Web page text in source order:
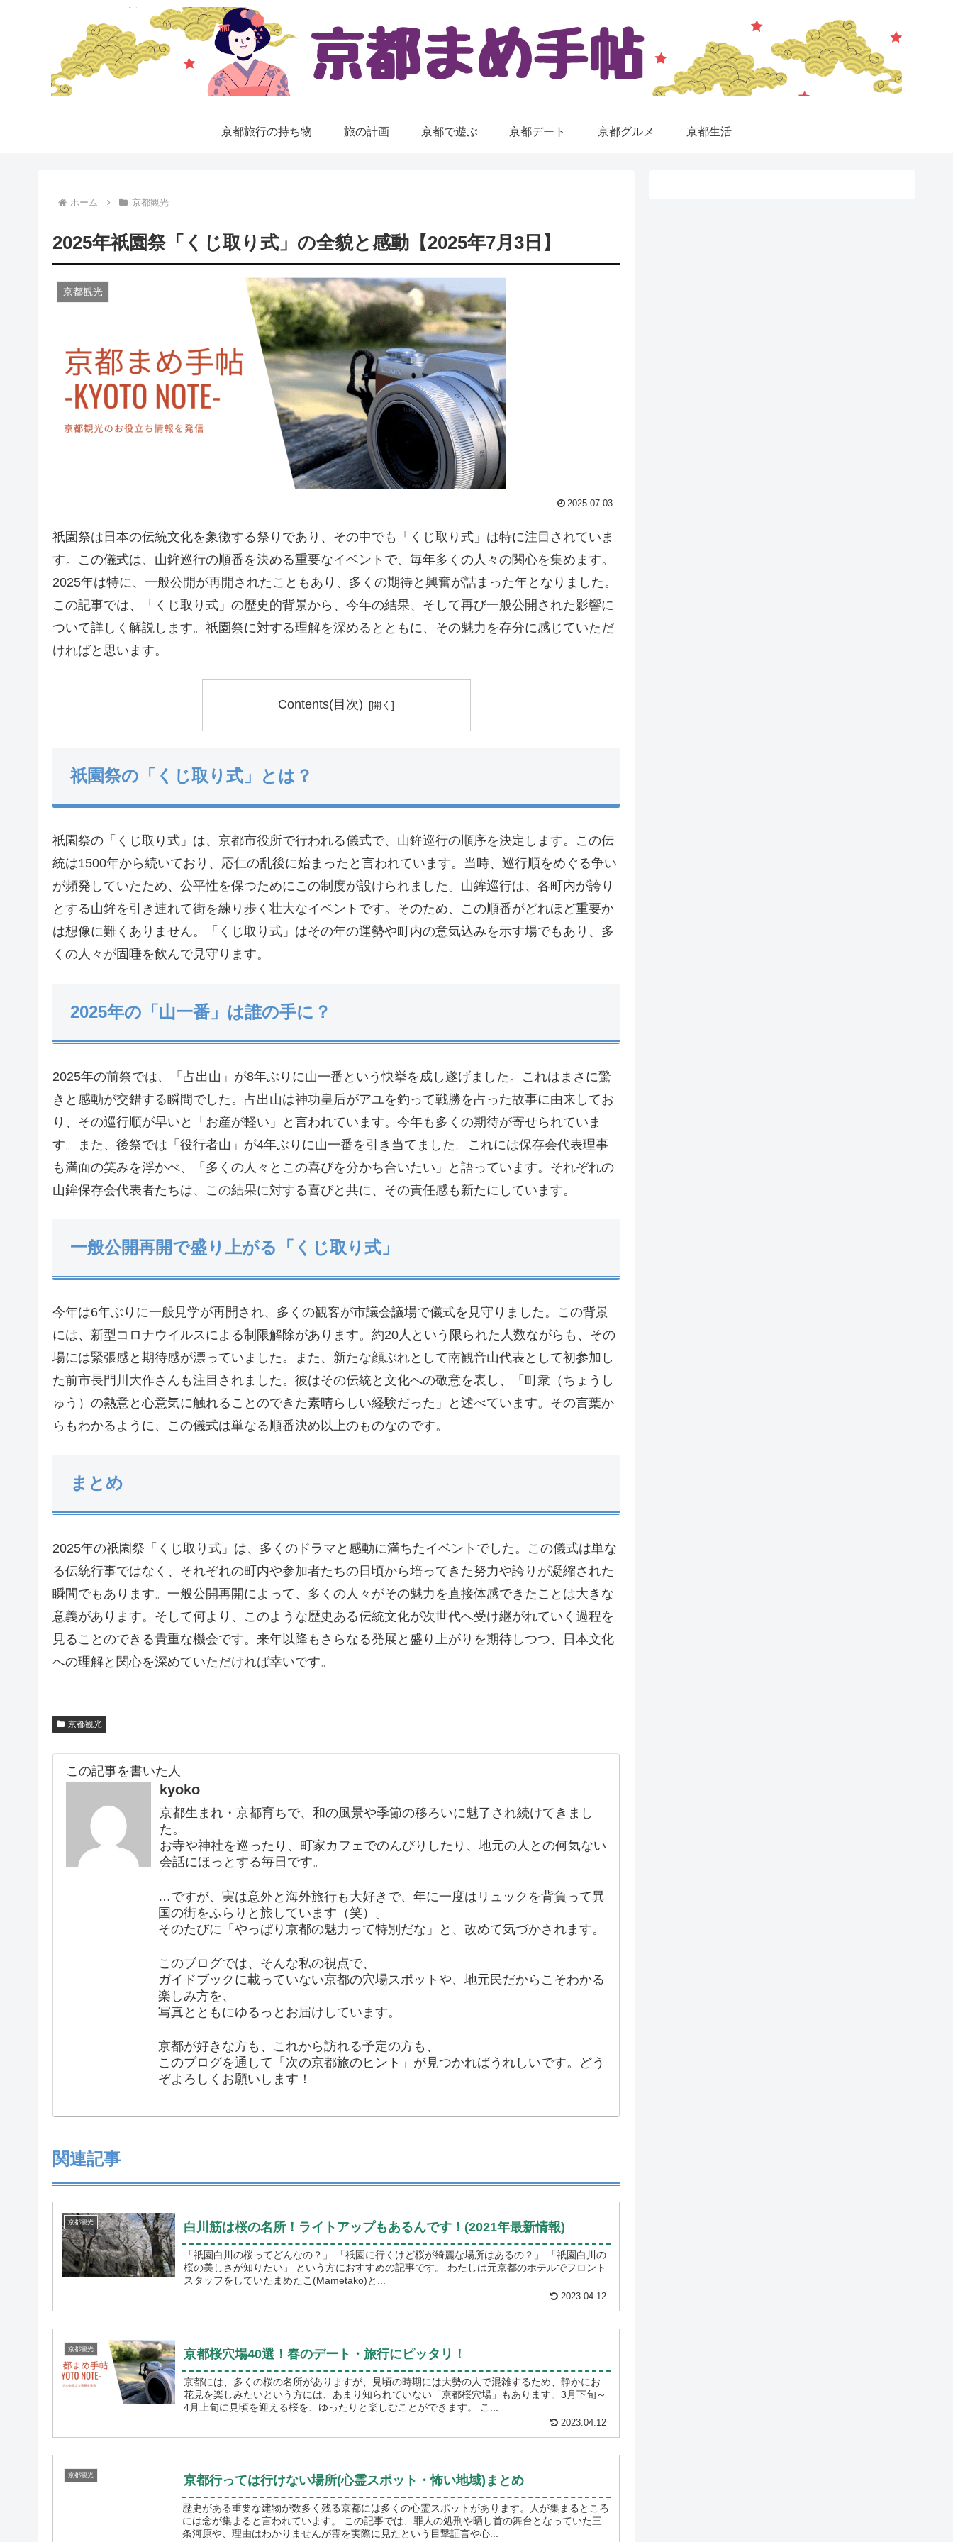
京都旅行の持ち物 旅の計画 京都で遊ぶ 京都デート 京都グルメ 京都生活
ホーム 京都観光
2025年祇園祭「くじ取り式」の全貌と感動【2025年7月3日】
京都観光
2025.07.03
祇園祭は日本の伝統文化を象徴する祭りであり、その中でも「くじ取り式」は特に注目されていま
す。この儀式は、山鉾巡行の順番を決める重要なイベントで、毎年多くの人々の関心を集めます。
2025年は特に、一般公開が再開されたこともあり、多くの期待と興奮が詰まった年となりました。
この記事では、「くじ取り式」の歴史的背景から、今年の結果、そして再び一般公開された影響に
ついて詳しく解説します。祇園祭に対する理解を深めるとともに、その魅力を存分に感じていただ
ければと思います。
Contents(目次)
祇園祭の「くじ取り式」とは？
祇園祭の「くじ取り式」は、京都市役所で行われる儀式で、山鉾巡行の順序を決定します。この伝
統は1500年から続いており、応仁の乱後に始まったと言われています。当時、巡行順をめぐる争い
が頻発していたため、公平性を保つためにこの制度が設けられました。山鉾巡行は、各町内が誇り
とする山鉾を引き連れて街を練り歩く壮大なイベントです。そのため、この順番がどれほど重要か
は想像に難くありません。「くじ取り式」はその年の運勢や町内の意気込みを示す場でもあり、多
くの人々が固唾を飲んで見守ります。
2025年の「山一番」は誰の手に？
2025年の前祭では、「占出山」が8年ぶりに山一番という快挙を成し遂げました。これはまさに驚
きと感動が交錯する瞬間でした。占出山は神功皇后がアユを釣って戦勝を占った故事に由来してお
り、その巡行順が早いと「お産が軽い」と言われています。今年も多くの期待が寄せられていま
す。また、後祭では「役行者山」が4年ぶりに山一番を引き当てました。これには保存会代表理事
も満面の笑みを浮かべ、「多くの人々とこの喜びを分かち合いたい」と語っています。それぞれの
山鉾保存会代表者たちは、この結果に対する喜びと共に、その責任感も新たにしています。
一般公開再開で盛り上がる「くじ取り式」
今年は6年ぶりに一般見学が再開され、多くの観客が市議会議場で儀式を見守りました。この背景
には、新型コロナウイルスによる制限解除があります。約20人という限られた人数ながらも、その
場には緊張感と期待感が漂っていました。また、新たな顔ぶれとして南観音山代表として初参加し
た前市長門川大作さんも注目されました。彼はその伝統と文化への敬意を表し、「町衆（ちょうし
ゅう）の熱意と心意気に触れることのできた素晴らしい経験だった」と述べています。その言葉か
らもわかるように、この儀式は単なる順番決め以上のものなのです。
まとめ
2025年の祇園祭「くじ取り式」は、多くのドラマと感動に満ちたイベントでした。この儀式は単な
る伝統行事ではなく、それぞれの町内や参加者たちの日頃から培ってきた努力や誇りが凝縮された
瞬間でもあります。一般公開再開によって、多くの人々がその魅力を直接体感できたことは大きな
意義があります。そして何より、このような歴史ある伝統文化が次世代へ受け継がれていく過程を
見ることのできる貴重な機会です。来年以降もさらなる発展と盛り上がりを期待しつつ、日本文化
への理解と関心を深めていただければ幸いです。
京都観光
この記事を書いた人
kyoko
京都生まれ・京都育ちで、和の風景や季節の移ろいに魅了され続けてきまし
た。
お寺や神社を巡ったり、町家カフェでのんびりしたり、地元の人との何気ない
会話にほっとする毎日です。
…ですが、実は意外と海外旅行も大好きで、年に一度はリュックを背負って異
国の街をふらりと旅しています（笑）。
そのたびに「やっぱり京都の魅力って特別だな」と、改めて気づかされます。
このブログでは、そんな私の視点で、
ガイドブックに載っていない京都の穴場スポットや、地元民だからこそわかる
楽しみ方を、
写真とともにゆるっとお届けしています。
京都が好きな方も、これから訪れる予定の方も、
このブログを通して「次の京都旅のヒント」が見つかればうれしいです。どう
ぞよろしくお願いします！
関連記事
京都観光 白川筋は桜の名所！ライトアップもあるんです！(2021年最新情報)
「祇園白川の桜ってどんなの？」 「祇園に行くけど桜が綺麗な場所はあるの？」 「祇園白川の
桜の美しさが知りたい」 という方におすすめの記事です。 わたしは元京都のホテルでフロント
スタッフをしていたまめたこ(Mametako)と...
2023.04.12
京都観光 京都桜穴場40選！春のデート・旅行にピッタリ！
京都には、多くの桜の名所がありますが、見頃の時期には大勢の人で混雑するため、静かにお
花見を楽しみたいという方には、あまり知られていない「京都桜穴場」もあります。3月下旬～
4月上旬に見頃を迎える桜を、ゆったりと楽しむことができます。 こ...
2023.04.12
京都観光 京都行っては行けない場所(心霊スポット・怖い地域)まとめ
歴史がある重要な建物が数多く残る京都には多くの心霊スポットがあります。人が集まるところ
には念が集まると言われています。 この記事では、罪人の処刑や晒し首の舞台となっていた三
条河原や、理由はわかりませんが霊を実際に見たという目撃証言や心...